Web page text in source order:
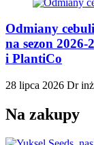
Odmiany
na sezon
i PlantiCo
28 lipca 2026 Dr
Na zakupy